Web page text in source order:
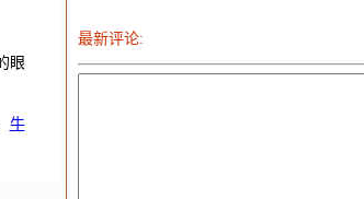
眼
牛
最新评论: